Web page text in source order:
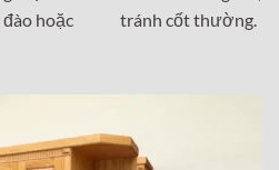
hoặc
tránh cốt thường.